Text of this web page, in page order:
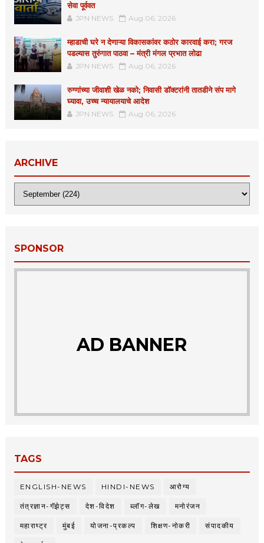
सेवा पूर्ववत
JPN NEWS Aug 06, 2026
म्हाडाची घरे न देणाऱ्या विकासकांवर कठोर कारवाई करा; गरज
पडल्यास तुरुंगात पाठवा – मंत्री मंगल प्रभात लोढा
JPN NEWS Aug 06, 2026
रुग्णांच्या जीवाशी खेळ नको; निवासी डॉक्टरांनी तातडीने संप मागे
घ्यावा, उच्च न्यायालयाचे आदेश
JPN NEWS Aug 06, 2026
ARCHIVE
SPONSOR
AD BANNER
TAGS
ENGLISH-NEWS HINDI-NEWS आरोग्य
तंत्रज्ञान-गॅझेट्स देश-विदेश ब्लॉग-लेख मनोरंजन
महाराष्ट्र मुंबई योजना-प्रकल्प शिक्षण-नोकरी संपादकीय